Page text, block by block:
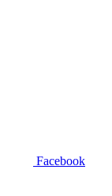
Facebook